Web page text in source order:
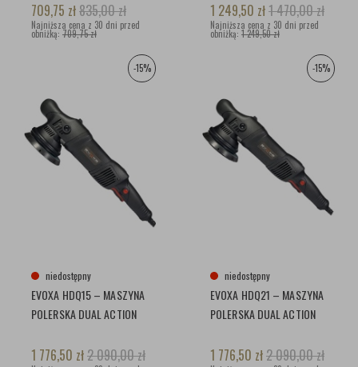
709,75 zł835,00zł
Najniższa cena z 30 dni przed
obniżką: 709,75 zł
1 249,50 zł1 470,00zł
Najniższa cena z 30 dni przed
obniżką: 1 249,50 zł
-15%
niedostępny
EVOXA HDQ15 – MASZYNA
POLERSKA DUAL ACTION
1 776,50 zł2 090,00zł
-15%
niedostępny
EVOXA HDQ21 – MASZYNA
POLERSKA DUAL ACTION
1 776,50 zł2 090,00zł